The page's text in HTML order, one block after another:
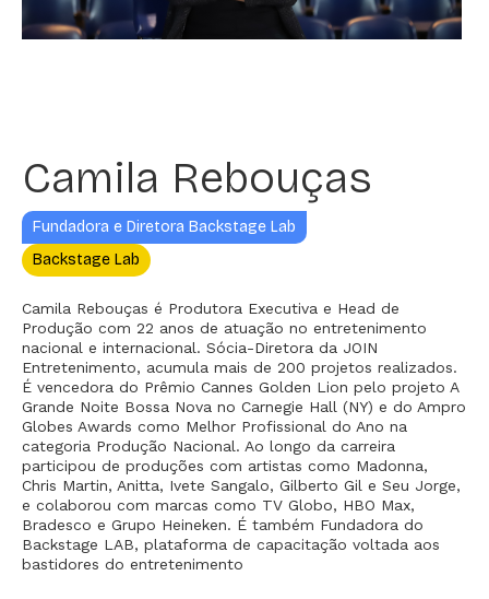
Camila Rebouças
Fundadora e Diretora Backstage Lab
Backstage Lab
Camila Rebouças é Produtora Executiva e Head de
Produção com 22 anos de atuação no entretenimento
nacional e internacional. Sócia-Diretora da JOIN
Entretenimento, acumula mais de 200 projetos realizados.
É vencedora do Prêmio Cannes Golden Lion pelo projeto A
Grande Noite Bossa Nova no Carnegie Hall (NY) e do Ampro
Globes Awards como Melhor Profissional do Ano na
categoria Produção Nacional. Ao longo da carreira
participou de produções com artistas como Madonna,
Chris Martin, Anitta, Ivete Sangalo, Gilberto Gil e Seu Jorge,
e colaborou com marcas como TV Globo, HBO Max,
Bradesco e Grupo Heineken. É também Fundadora do
Backstage LAB, plataforma de capacitação voltada aos
bastidores do entretenimento